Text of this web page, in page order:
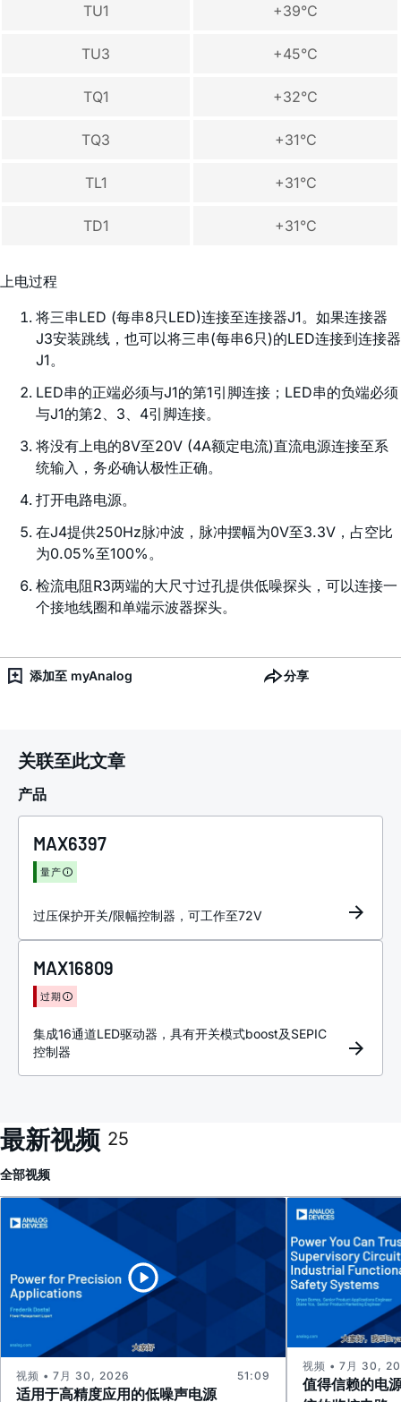
TU1 +39°C
TU3 +45°C
TQ1 +32°C
TQ3 +31°C
TL1 +31°C
TD1 +31°C
上电过程
将三串LED (每串8只LED)连接至连接器J1。如果连接器
J3安装跳线，也可以将三串(每串6只)的LED连接到连接器
J1。
LED串的正端必须与J1的第1引脚连接；LED串的负端必须
与J1的第2、3、4引脚连接。
将没有上电的8V至20V (4A额定电流)直流电源连接至系
统输入，务必确认极性正确。
打开电路电源。
在J4提供250Hz脉冲波，脉冲摆幅为0V至3.3V，占空比
为0.05%至100%。
检流电阻R3两端的大尺寸过孔提供低噪探头，可以连接一
个接地线圈和单端示波器探头。
添加至 myAnalog 分享
关联至此文章
产品
MAX6397
量产
过压保护开关/限幅控制器，可工作至72V
MAX16809
过期
集成16通道LED驱动器，具有开关模式boost及SEPIC
控制器
最新视频 25
全部视频
适用于高精度应用的低噪声电源
视频 • 7月 30, 2026 51:09
值得信赖的电
视频 • 7月 30,